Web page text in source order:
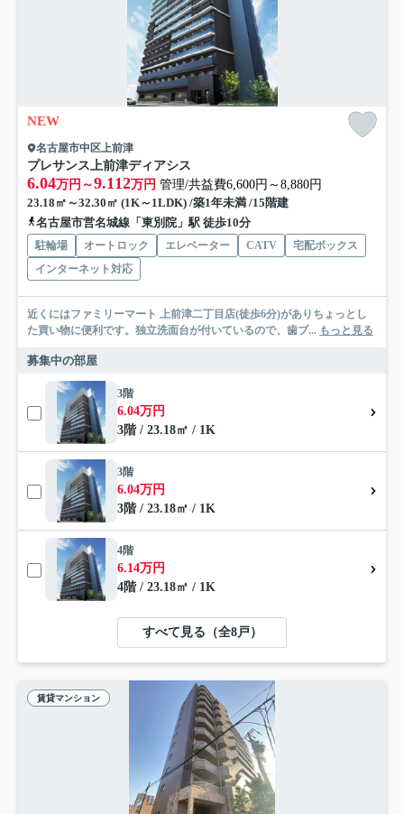
NEW
名古屋市中区上前津
プレサンス上前津ディアシス
6.04万円～9.112万円 管理/共益費6,600円～8,880円
23.18㎡～32.30㎡ (1K～1LDK) /築1年未満 /15階建
名古屋市営名城線「東別院」駅 徒歩10分
駐輪場 オートロック エレベーター CATV
宅配ボックス
インターネット対応
近くにはファミリーマート 上前津二丁目店(徒歩6分)がありちょっとし
た買い物に便利です。独立洗面台が付いているので、歯ブ... もっと見る
募集中の部屋
3階
6.04万円
3階 / 23.18㎡ / 1K
3階
6.04万円
3階 / 23.18㎡ / 1K
4階
6.14万円
4階 / 23.18㎡ / 1K
すべて見る（全8戸）
賃貸マンション